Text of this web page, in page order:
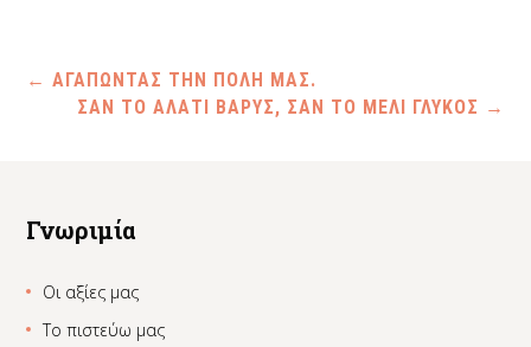
← ΑΓΑΠΩΝΤΑΣ ΤΗΝ ΠΟΛΗ ΜΑΣ.
ΣΑΝ ΤΟ ΑΛΑΤΙ ΒΑΡΥΣ, ΣΑΝ ΤΟ ΜΕΛΙ ΓΛΥΚΟΣ →
Γνωριμία
Οι αξίες μας
Το πιστεύω μας